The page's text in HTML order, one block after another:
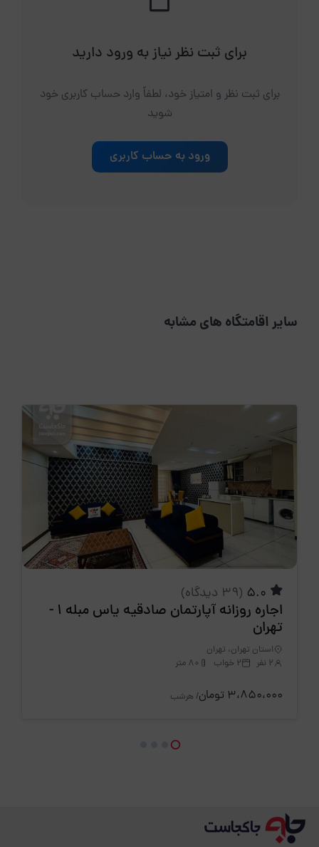
برای ثبت نظر نیاز به ورود دارید
برای ثبت نظر و امتیاز خود، لطفاً وارد حساب کاربری خود
شوید
ورود به حساب کاربری
سایر اقامتگاه های مشابه
(39 دیدگاه)
اجاره روزانه آپارتمان صادقیه یاس مبله 1 -
تهران
استان تهران، تهران
2 نفر
2 خواب 80 متر
3،850،000 تومان / هرشب